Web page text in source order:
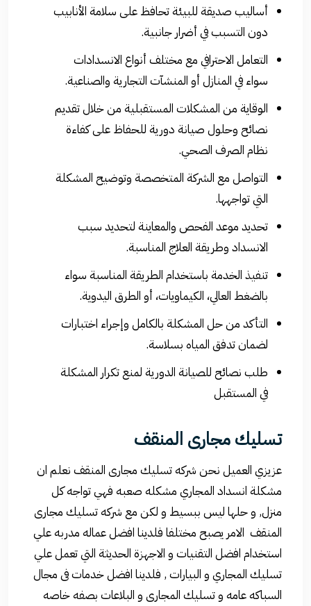
أساليب صديقة للبيئة تحافظ على سلامة الأنابيب
دون التسبب في أضرار جانبية.
التعامل الاحترافي مع مختلف أنواع الانسدادات
سواء في المنازل أو المنشآت التجارية والصناعية.
الوقاية من المشكلات المستقبلية من خلال تقديم
نصائح وحلول صيانة دورية للحفاظ على كفاءة
نظام الصرف الصحي.
التواصل مع الشركة المتخصصة وتوضيح المشكلة
التي تواجهها.
تحديد موعد الفحص والمعاينة لتحديد سبب
الانسداد وطريقة العلاج المناسبة.
تنفيذ الخدمة باستخدام الطريقة المناسبة سواء
بالضغط العالي، الكيماويات، أو الطرق اليدوية.
التأكد من حل المشكلة بالكامل وإجراء اختبارات
لضمان تدفق المياه بسلاسة.
طلب نصائح للصيانة الدورية لمنع تكرار المشكلة
في المستقبل
تسليك مجارى المنقف
عزيزي العميل نحن شركه تسليك مجارى المنقف نعلم ان
مشكلة انسداد المجاري مشكله صعبه فهي تواجه كل
منزل, و حلها ليس ببسيط و لكن مع شركه تسليك مجارى
المنقف الامر يصبح مختلفا فلدينا افضل عماله مدربه علي
استخدام افضل التقنيات و الاجهزة الحديثة التي تعمل علي
تسليك المجاري و البيارات , فلدينا افضل خدمات فى مجال
السباكه عامه و تسليك المجارى و البلاعات بصفه خاصه